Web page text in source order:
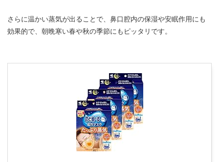
さらに温かい蒸気が出ることで、鼻口腔内の保湿や安眠作用にも
効果的で、朝晩寒い春や秋の季節にもピッタリです。